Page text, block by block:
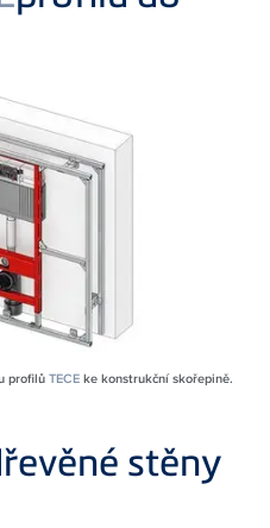
profilůTECEke konstrukční skořepině.
stěny